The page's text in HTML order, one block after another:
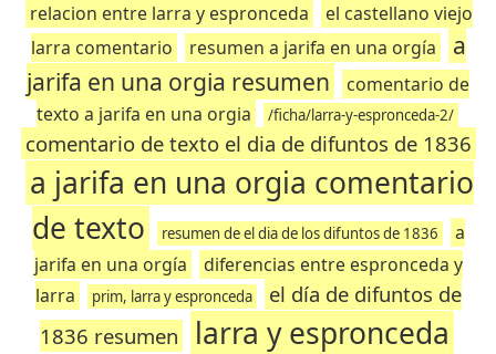
relacion entre larra y espronceda
el castellano viejo
larra comentario
resumen a jarifa en una orgía
a
jarifa en una orgia resumen
comentario de
texto a jarifa en una orgia
/ficha/larra-y-espronceda-2/
comentario de texto el dia de difuntos de 1836
a jarifa en una orgia comentario
de texto
resumen de el dia de los difuntos de 1836
a
jarifa en una orgía
diferencias entre espronceda y
larra
prim, larra y espronceda
el día de difuntos de
1836 resumen
larra y espronceda